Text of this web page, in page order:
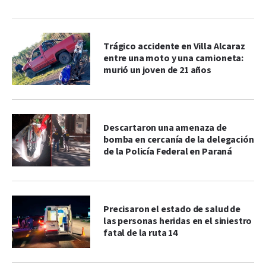
Trágico accidente en Villa Alcaraz
entre una moto y una camioneta:
murió un joven de 21 años
Descartaron una amenaza de
bomba en cercanía de la delegación
de la Policía Federal en Paraná
Precisaron el estado de salud de
las personas heridas en el siniestro
fatal de la ruta 14